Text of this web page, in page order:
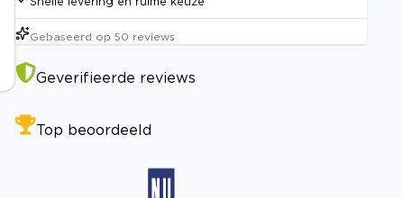
Gebaseerd op 50 reviews
Geverifieerde reviews
Top beoordeeld